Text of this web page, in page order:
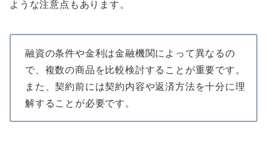
ような注意点もあります。
融資の条件や金利は金融機関によって異なるの
で、複数の商品を比較検討することが重要です。
また、契約前には契約内容や返済方法を十分に理
解することが必要です。